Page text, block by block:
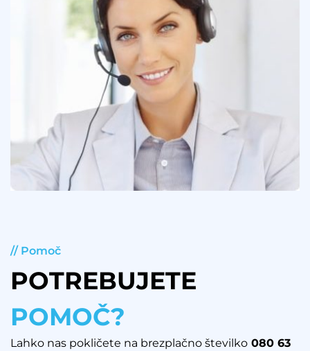
// Pomoč
POTREBUJETE
POMOČ?
Lahko nas pokličete na brezplačno številko 080 63